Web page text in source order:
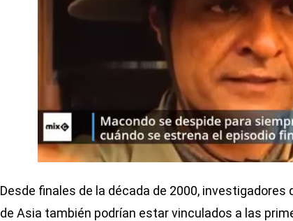
Desde finales de la década de 2000, investigadores
de Asia también podrían estar vinculados a las